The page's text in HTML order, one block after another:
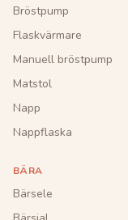
Bröstpump
Flaskvärmare
Manuell bröstpump
Matstol
Napp
Nappflaska
BÄRA
Bärsele